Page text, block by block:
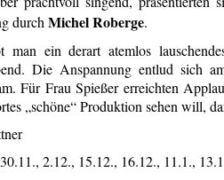
durch Michel Roberge.
man ein derart atemlos
Die Anspannung entlud sich
Für Frau Spießer erreichten
„schöne“
2.12., 15.12., 16.12., 11.1.,